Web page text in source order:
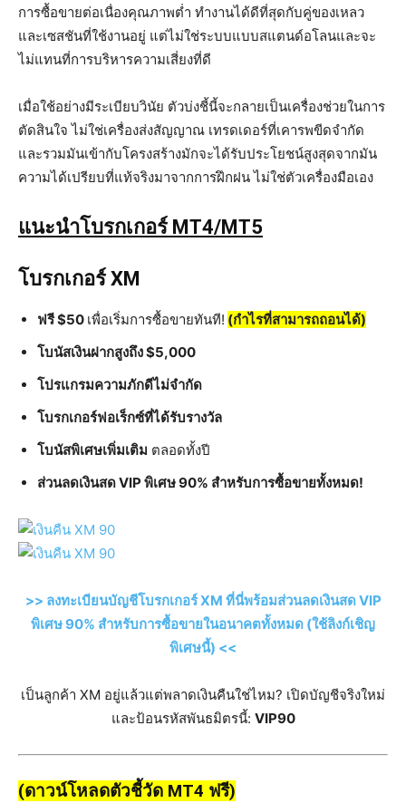
การซื้อขายต่อเนื่องคุณภาพต่ำ ทำงานได้ดีที่สุดกับคู่ของเหลว
และเซสชันที่ใช้งานอยู่ แต่ไม่ใช่ระบบแบบสแตนด์อโลนและจะ
ไม่แทนที่การบริหารความเสี่ยงที่ดี
เมื่อใช้อย่างมีระเบียบวินัย ตัวบ่งชี้นี้จะกลายเป็นเครื่องช่วยในการ
ตัดสินใจ ไม่ใช่เครื่องส่งสัญญาณ เทรดเดอร์ที่เคารพขีดจำกัด
และรวมมันเข้ากับโครงสร้างมักจะได้รับประโยชน์สูงสุดจากมัน
ความได้เปรียบที่แท้จริงมาจากการฝึกฝน ไม่ใช่ตัวเครื่องมือเอง
แนะนำโบรกเกอร์ MT4/MT5
โบรกเกอร์ XM
ฟรี $50 เพื่อเริ่มการซื้อขายทันที! (กำไรที่สามารถถอนได้)
โบนัสเงินฝากสูงถึง $5,000
โปรแกรมความภักดีไม่จำกัด
โบรกเกอร์ฟอเร็กซ์ที่ได้รับรางวัล
โบนัสพิเศษเพิ่มเติม ตลอดทั้งปี
ส่วนลดเงินสด VIP พิเศษ 90% สำหรับการซื้อขายทั้งหมด!
>> ลงทะเบียนบัญชีโบรกเกอร์ XM ที่นี่พร้อมส่วนลดเงินสด VIP
พิเศษ 90% สำหรับการซื้อขายในอนาคตทั้งหมด (ใช้ลิงก์เชิญ
พิเศษนี้) <<
เป็นลูกค้า XM อยู่แล้วแต่พลาดเงินคืนใช่ไหม? เปิดบัญชีจริงใหม่
และป้อนรหัสพันธมิตรนี้: VIP90
(ดาวน์โหลดตัวชี้วัด MT4 ฟรี)